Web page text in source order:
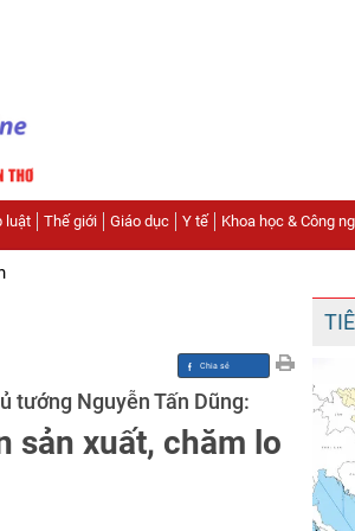
luật Thế giới Giáo dục Y tế Khoa học & Công
tướng Nguyễn Tấn Dũng:
sản xuất, chăm lo